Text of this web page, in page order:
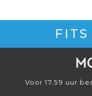
Voor 17.59 uur